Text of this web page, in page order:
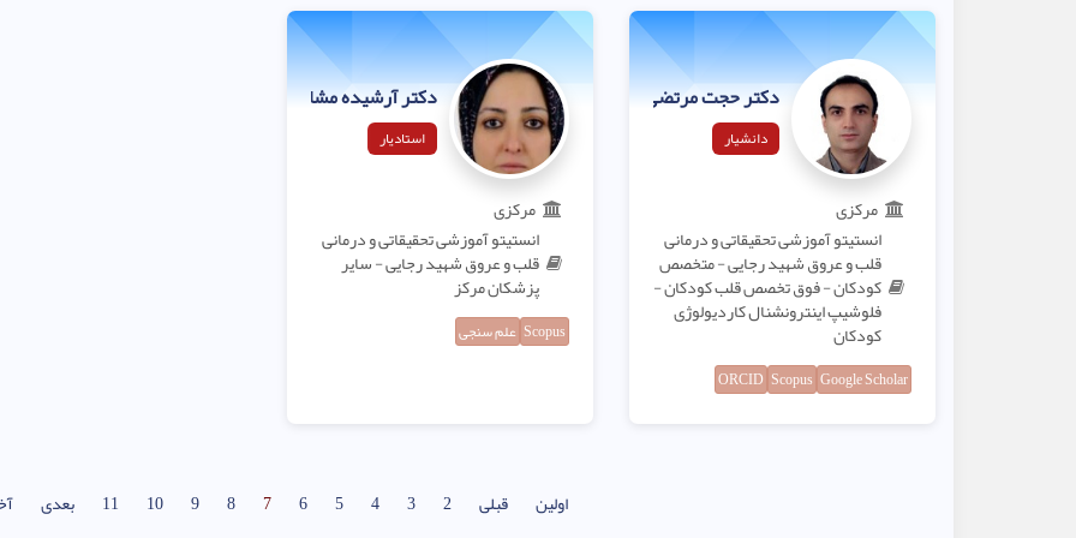
دکتر حجت مرتضی‌ئیان لنگرودی
دانشیار
مرکزی
انستیتو آموزشی تحقیقاتی و درمانی
قلب و عروق شهید رجایی - متخصص
کودکان - فوق تخصص قلب کودکان -
فلوشیپ اینترونشنال کاردیولوژی
کودکان
Google Scholar
Scopus
ORCID
دکتر آرشیده مشایخ
استادیار
مرکزی
انستیتو آموزشی تحقیقاتی و درمانی
قلب و عروق شهید رجایی - سایر
پزشکان مرکز
Scopus علم سنجی
اولین قبلی 2
3
4
5
6
7
8
9
10
11 بعدی